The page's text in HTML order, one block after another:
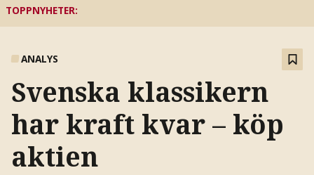
TOPPNYHETER:
ANALYS
Svenska klassikern
har kraft kvar – köp
aktien